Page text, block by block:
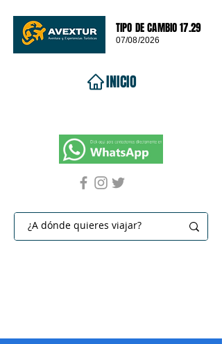
TIPO DE CAMBIO 17.29
07/08/2026
INICIO